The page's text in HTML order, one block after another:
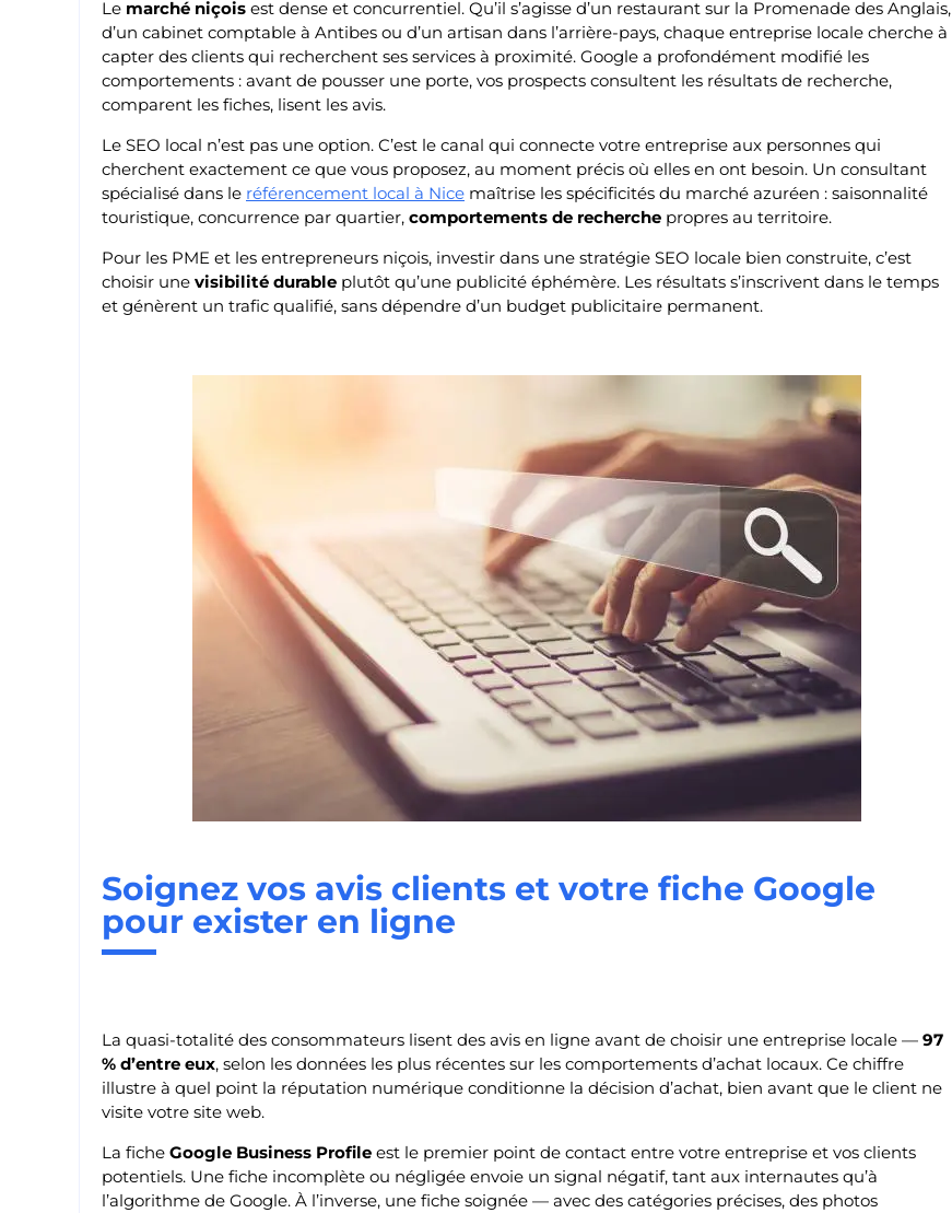
Le marché niçois est dense et concurrentiel. Qu’il s’agisse d’un restaurant sur la Promenade des Anglais,
d’un cabinet comptable à Antibes ou d’un artisan dans l’arrière-pays, chaque entreprise locale cherche à
capter des clients qui recherchent ses services à proximité. Google a profondément modifié les
comportements : avant de pousser une porte, vos prospects consultent les résultats de recherche,
comparent les fiches, lisent les avis.
Le SEO local n’est pas une option. C’est le canal qui connecte votre entreprise aux personnes qui
cherchent exactement ce que vous proposez, au moment précis où elles en ont besoin. Un consultant
spécialisé dans le référencement local à Nice maîtrise les spécificités du marché azuréen : saisonnalité
touristique, concurrence par quartier, comportements de recherche propres au territoire.
Pour les PME et les entrepreneurs niçois, investir dans une stratégie SEO locale bien construite, c’est
choisir une visibilité durable plutôt qu’une publicité éphémère. Les résultats s’inscrivent dans le temps
et génèrent un trafic qualifié, sans dépendre d’un budget publicitaire permanent.
Soignez vos avis clients et votre fiche Google
pour exister en ligne
La quasi-totalité des consommateurs lisent des avis en ligne avant de choisir une entreprise locale — 97
% d’entre eux, selon les données les plus récentes sur les comportements d’achat locaux. Ce chiffre
illustre à quel point la réputation numérique conditionne la décision d’achat, bien avant que le client ne
visite votre site web.
La fiche Google Business Profile est le premier point de contact entre votre entreprise et vos clients
potentiels. Une fiche incomplète ou négligée envoie un signal négatif, tant aux internautes qu’à
l’algorithme de Google. À l’inverse, une fiche soignée — avec des catégories précises, des photos